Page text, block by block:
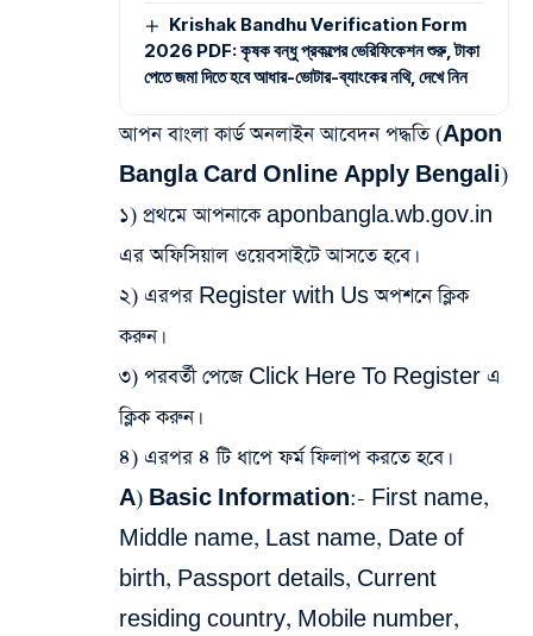
Krishak Bandhu Verification Form
2026 PDF: কৃষক বন্ধু প্রকল্পের ভেরিফিকেশন শুরু, টাকা
পেতে জমা দিতে হবে আধার-ভোটার-ব্যাংকের নথি, দেখে নিন
আপন বাংলা কার্ড অনলাইন আবেদন পদ্ধতি (Apon
Bangla Card Online Apply Bengali)
১) প্রথমে আপনাকে aponbangla.wb.gov.in
এর অফিসিয়াল ওয়েবসাইটে আসতে হবে।
২) এরপর Register with Us অপশনে ক্লিক
করুন।
৩) পরবর্তী পেজে Click Here To Register এ
ক্লিক করুন।
৪) এরপর ৪ টি ধাপে ফর্ম ফিলাপ করতে হবে।
A) Basic Information:- First name,
Middle name, Last name, Date of
birth, Passport details, Current
residing country, Mobile number,